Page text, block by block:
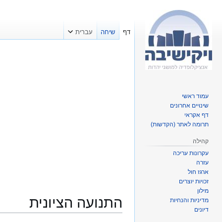
התנועה הציונית
דף שיחה עברית
עמוד ראשי
שינויים אחרונים
דף אקראי
תרומה לאתר (הקדשות)
קהילה
עקרונות עריכה
עזרה
ארגז חול
זכויות יוצרים
מילון
מדיניות והנחיות
דיונים